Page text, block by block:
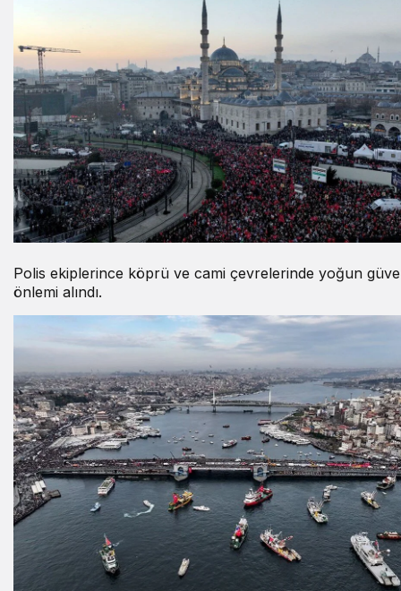
Polis ekiplerince köprü ve cami çevrelerinde yoğun
önlemi alındı.